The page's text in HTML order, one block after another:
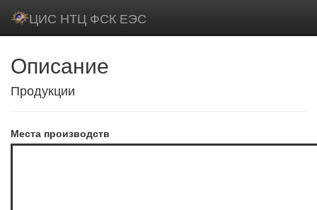
ЦИС НТЦ ФСК ЕЭС
Описание
Продукции
Места производств